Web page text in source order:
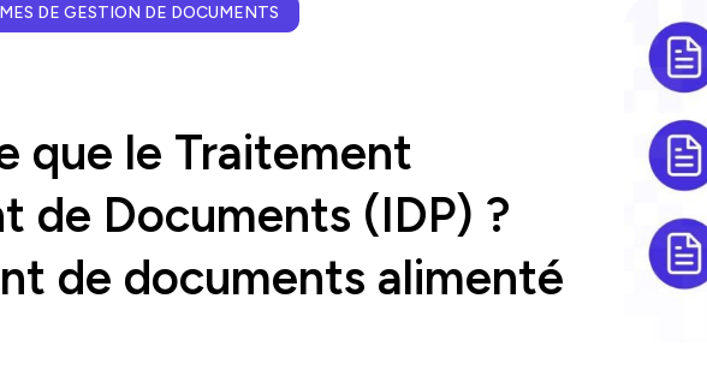
DE GESTION DE DOCUMENTS
que le Traitement
de Documents (IDP) ?
de documents alimenté